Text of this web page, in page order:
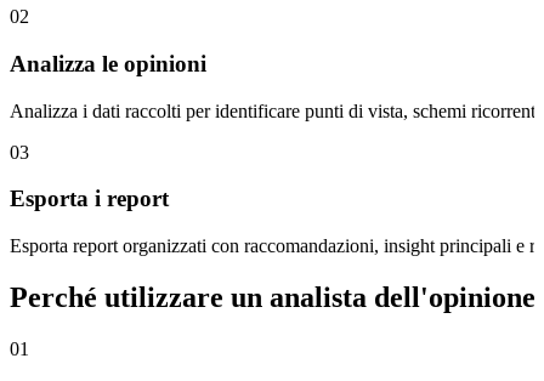
02
Analizza le opinioni
Analizza i dati raccolti per identificare punti di vista, schemi
03
Esporta i report
Esporta report organizzati con raccomandazioni, insight principali e
Perché utilizzare un analista dell'opinione
01